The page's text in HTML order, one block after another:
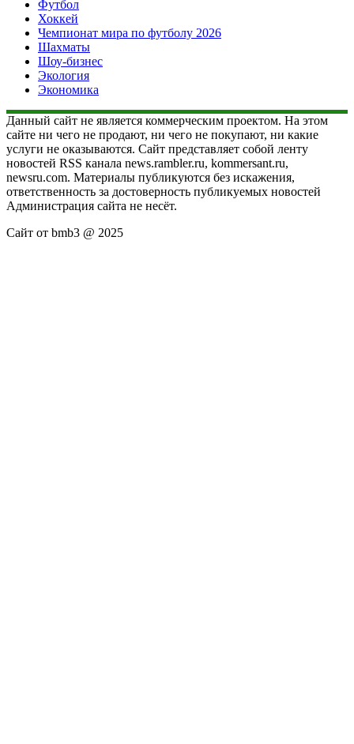
Футбол
Хоккей
Чемпионат мира по футболу 2026
Шахматы
Шоу-бизнес
Экология
Экономика
Данный сайт не является коммерческим проектом. На этом
сайте ни чего не продают, ни чего не покупают, ни какие
услуги не оказываются. Сайт представляет собой ленту
новостей RSS канала news.rambler.ru, kommersant.ru,
newsru.com. Материалы публикуются без искажения,
ответственность за достоверность публикуемых новостей
Администрация сайта не несёт.
Сайт от bmb3 @ 2025